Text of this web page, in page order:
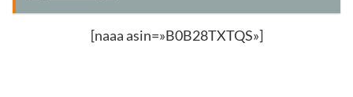
[naaa asin=»B0B28TXTQS»]